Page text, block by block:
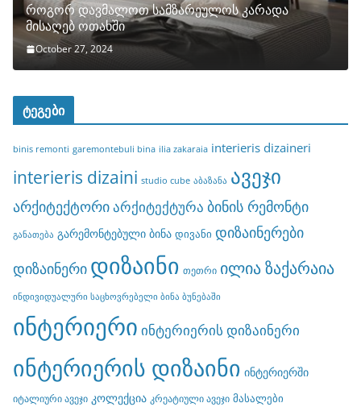
როგორ დავმალოთ სამზარეულოს კარადა
მისაღებ ოთახში
October 27, 2024
ტეგები
binis remonti garemontebuli bina ilia zakaraia interieris dizaineri
interieris dizaini studio cube აბაზანა ავეჯი
არქიტექტორიარქიტექტურა ბინის რემონტი
განათება გარემონტებული ბინა დივანი დიზაინერები
დიზაინერი დიზაინი თეთრი ილია ზაქარაია
ინდივიდუალური საცხოვრებელი ბინა ბუნებაში
ინტერიერი ინტერიერის დიზაინერი
ინტერიერის დიზაინი ინტერიერში
იტალიური ავეჯი კოლექცია კრეატიული ავეჯი მასალები